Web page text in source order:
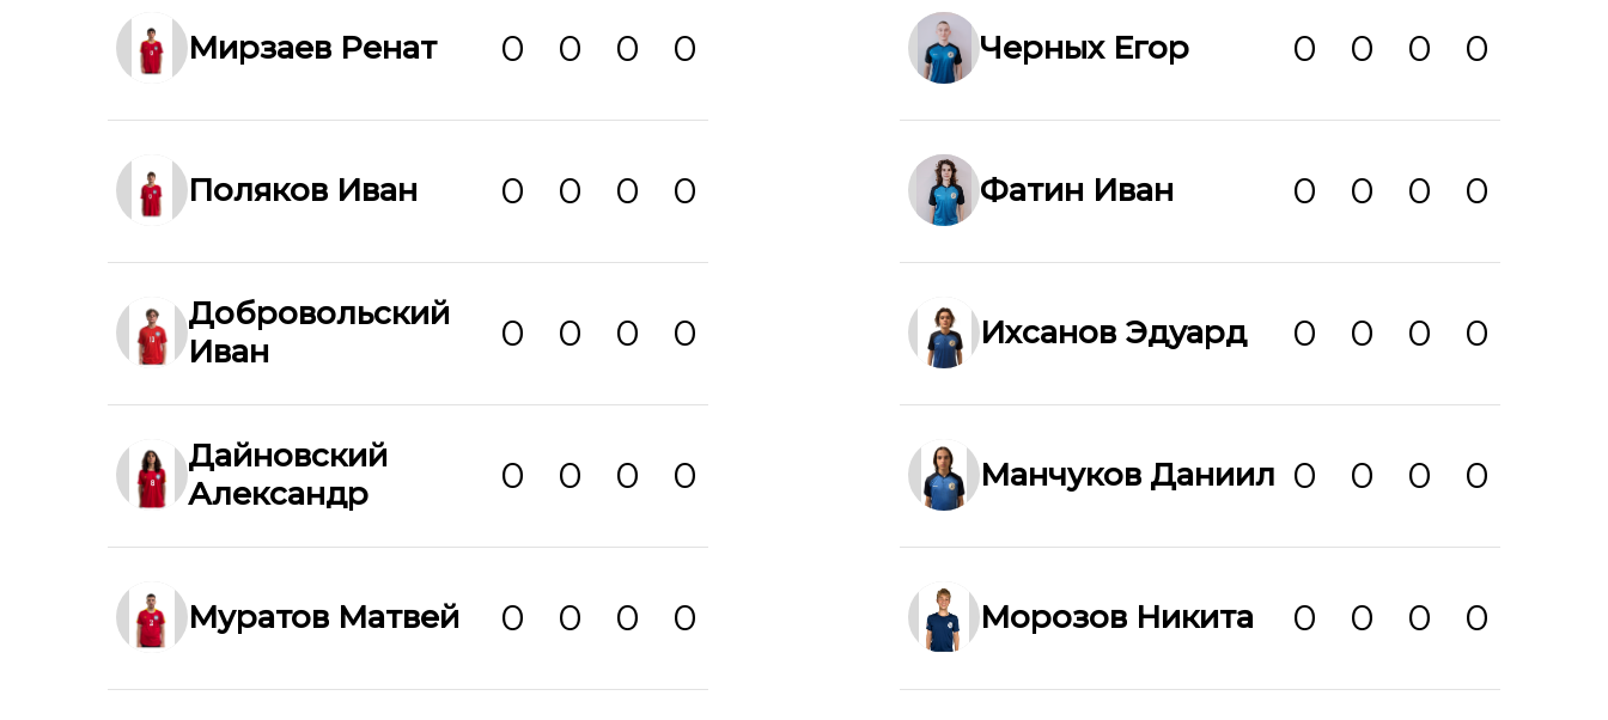
Мирзаев Ренат 0 0 0 0
Поляков Иван 0 0 0 0
Добровольский
Иван
0 0 0 0
Дайновский
Александр
0 0 0 0
Муратов Матвей 0 0 0 0
Черных Егор 0 0 0 0
Фатин Иван 0 0 0 0
Ихсанов Эдуард 0 0 0 0
Манчуков Даниил 0 0 0 0
Морозов Никита 0 0 0 0